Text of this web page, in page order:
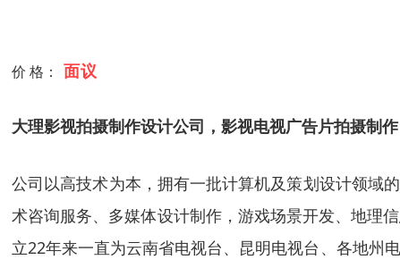
价 格： 面议
大理影视拍摄制作设计公司，影视电视广告片拍摄制作
公司以高技术为本，拥有一批计算机及策划设计领域
术咨询服务、多媒体设计制作，游戏场景开发、地理
立22年来一直为云南省电视台、昆明电视台、各地州